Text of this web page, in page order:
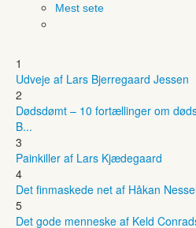
Mest sete
1
Udveje af Lars Bjerregaard Jessen
2
Dødsdømt – 10 fortællinger om
B...
3
Painkiller af Lars Kjædegaard
4
Det finmaskede net af Håkan
5
Det gode menneske af Keld